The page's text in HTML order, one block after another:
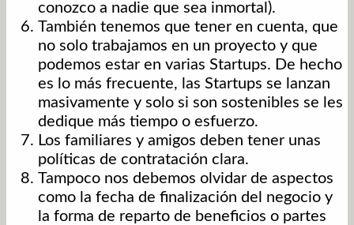
conozco a nadie que sea inmortal).
También tenemos que tener en cuenta, que
no solo trabajamos en un proyecto y que
podemos estar en varias Startups. De hecho
es lo más frecuente, las Startups se lanzan
masivamente y solo si son sostenibles se les
dedique más tiempo o esfuerzo.
Los familiares y amigos deben tener unas
políticas de contratación clara.
Tampoco nos debemos olvidar de aspectos
como la fecha de finalización del negocio y
la forma de reparto de beneficios o partes